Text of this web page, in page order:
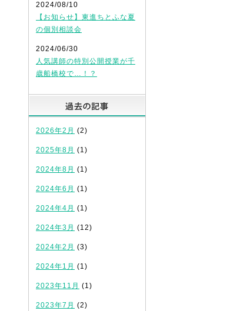
2024/08/10
【お知らせ】東進ちとふな夏
の個別相談会
2024/06/30
人気講師の特別公開授業が千
歳船橋校で…！？
2026年2月 (2)
2025年8月 (1)
2024年8月 (1)
2024年6月 (1)
2024年4月 (1)
2024年3月 (12)
2024年2月 (3)
2024年1月 (1)
2023年11月 (1)
2023年7月 (2)